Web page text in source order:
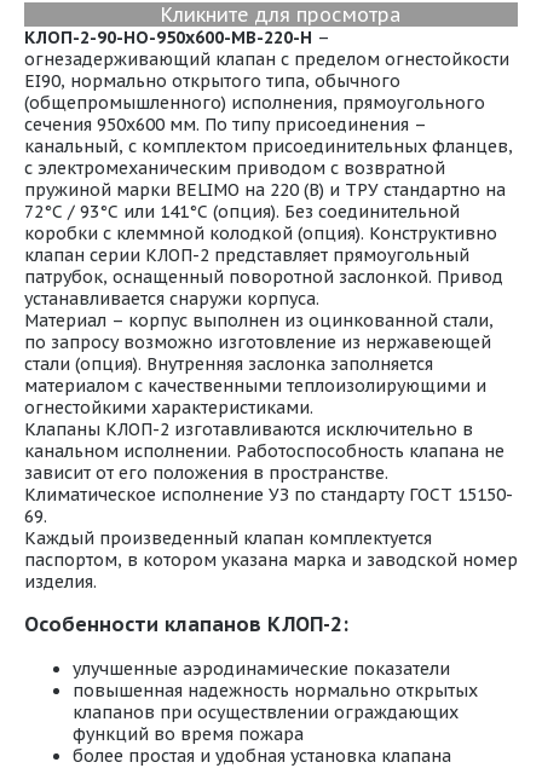
Кликните для просмотра
КЛОП-2-90-НО-950х600-МВ-220-Н –
огнезадерживающий клапан с пределом огнестойкости
EI90, нормально открытого типа, обычного
(общепромышленного) исполнения, прямоугольного
сечения 950х600 мм. По типу присоединения –
канальный, с комплектом присоединительных фланцев,
с электромеханическим приводом с возвратной
пружиной марки BELIMO на 220 (В) и ТРУ стандартно на
72°С / 93°С или 141°С (опция). Без соединительной
коробки с клеммной колодкой (опция). Конструктивно
клапан серии КЛОП-2 представляет прямоугольный
патрубок, оснащенный поворотной заслонкой. Привод
устанавливается снаружи корпуса.
Материал – корпус выполнен из оцинкованной стали,
по запросу возможно изготовление из нержавеющей
стали (опция). Внутренняя заслонка заполняется
материалом с качественными теплоизолирующими и
огнестойкими характеристиками.
Клапаны КЛОП-2 изготавливаются исключительно в
канальном исполнении. Работоспособность клапана не
зависит от его положения в пространстве.
Климатическое исполнение УЗ по стандарту ГОСТ 15150-
69.
Каждый произведенный клапан комплектуется
паспортом, в котором указана марка и заводской номер
изделия.
Особенности клапанов КЛОП-2:
улучшенные аэродинамические показатели
повышенная надежность нормально открытых
клапанов при осуществлении ограждающих
функций во время пожара
более простая и удобная установка клапана